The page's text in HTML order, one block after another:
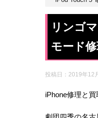
リンゴ
モード
投稿日： 2019年12
iPhone修理と